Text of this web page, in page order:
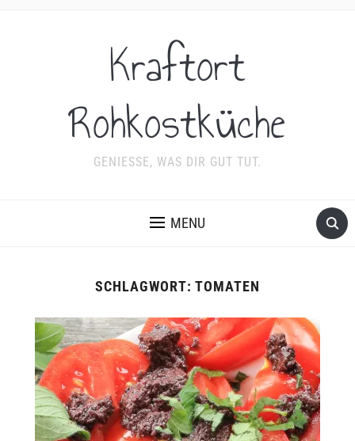
Kraftort
Rohkostküche
GENIESSE, WAS DIR GUT TUT.
MENU
SCHLAGWORT: TOMATEN